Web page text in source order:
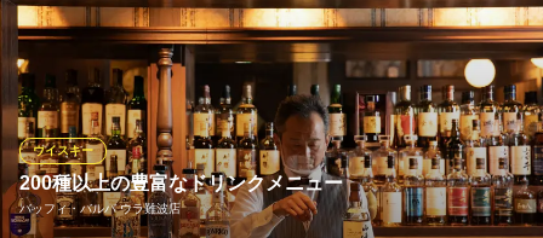
串カツ居酒屋
近鉄難波線大阪難波駅 徒歩3分
大阪府大阪市中央区西心斎橋2-4-8 大喜ビル5F
ソムリエが選ぶおすすめのワインを、シャンパン、白ワイン、赤
ワイン合わせて9種類以上ご用意。「シャンパン／1,000円（税
抜）～」「赤・白ワイン／580円（税抜）～」と、《天満はらみ》
の料理をお楽しみください。オシャレな雰囲気でカウンター席も
ございますので、デートなどにも最適です。
北新地はらみ 法善寺店
上質はらみの創作料理
200種以上の豊富なドリンクメニュー
バッフィ・バルバ ウラ難波店
ウイスキー